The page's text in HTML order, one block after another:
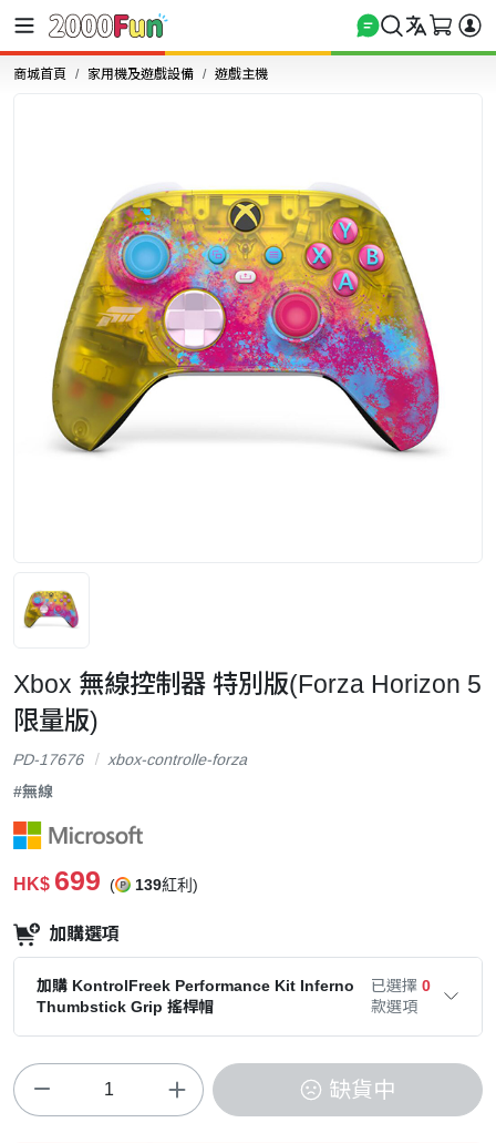
商城首頁 家用機及遊戲設備 遊戲主機
Xbox 無線控制器 特別版(Forza Horizon 5
限量版)
PD-17676
xbox-controlle-forza
#無線
HK$ 699 ( 139紅利)
加購選項
加購 KontrolFreek Performance Kit Inferno
Thumbstick Grip 搖桿帽
已選擇 0
款選項
缺貨中